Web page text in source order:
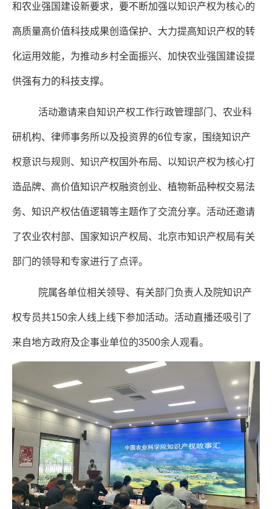
和农业强国建设新要求，要不断加强以知识产权为核心的
高质量高价值科技成果创造保护、大力提高知识产权的转
化运用效能，为推动乡村全面振兴、加快农业强国建设提
供强有力的科技支撑。
活动邀请来自知识产权工作行政管理部门、农业科
研机构、律师事务所以及投资界的6位专家，围绕知识产
权意识与规则、知识产权国外布局、以知识产权为核心打
造品牌、高价值知识产权融资创业、植物新品种权交易法
务、知识产权估值逻辑等主题作了交流分享。活动还邀请
了农业农村部、国家知识产权局、北京市知识产权局有关
部门的领导和专家进行了点评。
院属各单位相关领导、有关部门负责人及院知识产
权专员共150余人线上线下参加活动。活动直播还吸引了
来自地方政府及企事业单位的3500余人观看。